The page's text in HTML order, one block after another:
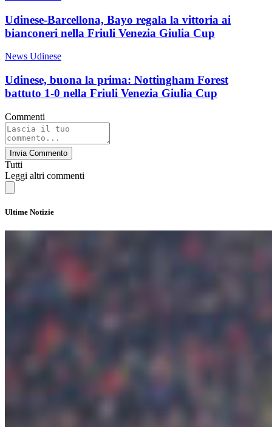
Udinese-Barcellona, Bayo regala la vittoria ai
bianconeri nella Friuli Venezia Giulia Cup
News Udinese
Udinese, buona la prima: Nottingham Forest
battuto 1-0 nella Friuli Venezia Giulia Cup
Commenti
Invia Commento
Tutti
Leggi altri commenti
Ultime Notizie